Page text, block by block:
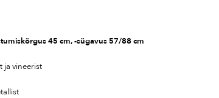
45 cm, -sügavus 57/88 cm
ja vineerist